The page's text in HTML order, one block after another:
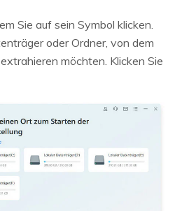
Sie auf sein Symbol klicken.
oder Ordner, von dem
möchten. Klicken Sie